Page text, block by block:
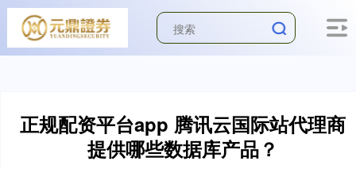
正规配资平台app 腾讯云国际站代理商
提供哪些数据库产品？